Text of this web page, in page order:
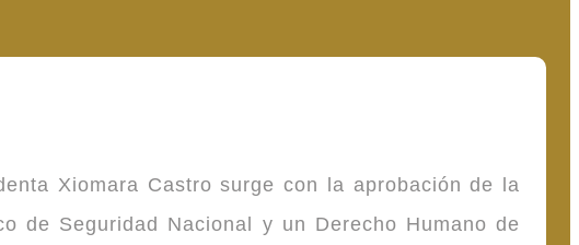
Xiomara Castro surge con la aprobación de la
de Seguridad Nacional y un Derecho Humano de